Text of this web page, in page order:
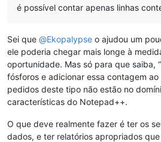
é possível contar apenas linhas
Sei que @Ekopalypse o ajudou um
ele poderia chegar mais longe à
oportunidade. Mas só para que saiba,
fósforos e adicionar essa contagem ao
pedidos deste tipo não estão no
características do Notepad++.
O que deve realmente fazer é ter os
dados, e ter relatórios apropriados